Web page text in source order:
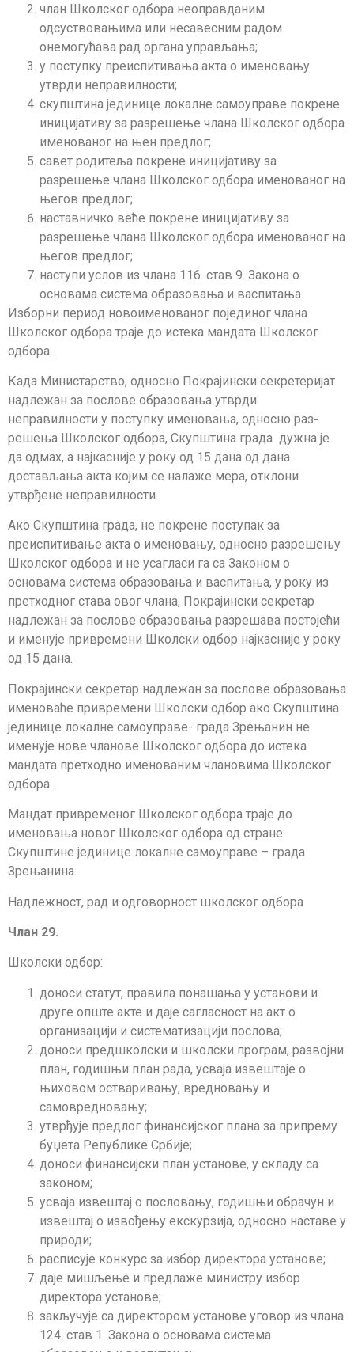
члан Школског одбора неоправданим
одсуствовањима или несавесним радом
онемогућава рад органа управљања;
у поступку преиспитивања акта о именовању
утврди неправилности;
скупштина јединице локалне самоуправе покрене
иницијативу за разрешење члана Школског одбора
именованог на њен предлог;
савет родитеља покрене иницијативу за
разрешење члана Школског одбора именованог на
његов предлог;
наставничко веће покрене иницијативу за
разрешење члана Школског одбора именованог на
његов предлог;
наступи услов из члана 116. став 9. Закона о
основама система образовања и васпитања.
Изборни период новоименованог појединог члана
Школског одбора траје до истека мандата Школског
одбора.
Када Mинистарство, односно Покрајински секретеријат
надлежан за послове образовања утврди
неправилности у поступку именовања, односно раз­
решења Школског одбора, Скупштина града дужна је
да одмах, а најкасније у року од 15 дана од дана
достављања акта којим се налаже мера, отклони
утврђене неправилности.
Ако Скупштина града, не покрене поступак за
преиспитивање акта о именовању, односно разрешењу
Школског одбора и не усаг­ла­си га са Законом о
основама система образовања и васпитања, у року из
претходног ста­ва овог члана, Покрајински секретар
надлежан за послове образовања разрешава постојећи
и именује привремени Школски одбор најкасније у року
од 15 дана.
Покрајински секретар надлежан за послове образовања
именоваће привремени Школски одбор ако Скупштина
јединице локалне самоуправе- града Зрењанин не
именује нове чланове Школског одбора до истека
мандата претходно именованим члановима Школског
одбора.
Мандат привременог Школског одбора траје до
именовања новог Школског одбора од стране
Скупштине јединице локалне самоуправе – града
Зрењанина.
Надлежност, рад и одговорност школског одбора
Члан 29.
Школски одбор:
доноси статут, правила понашања у установи и
друге опште акте и даје сагласност на акт о
организацији и систематизацији послова;
доноси предшколски и школски програм, развојни
план, годишњи план рада, усваја извештаје о
њиховом остваривању, вредновању и
самовредновању;
утврђује предлог финансијског плана за припрему
буџета Републике Србије;
доноси финансијски план установе, у складу са
законом;
усваја извештај о пословању, годишњи обрачун и
извештај о извођењу екскурзија, односно наставе у
природи;
расписује конкурс за избор директора установе;
даје мишљење и предлаже министру избор
директора установе;
закључује са директором установе уговор из члана
124. став 1. Закона о основама система